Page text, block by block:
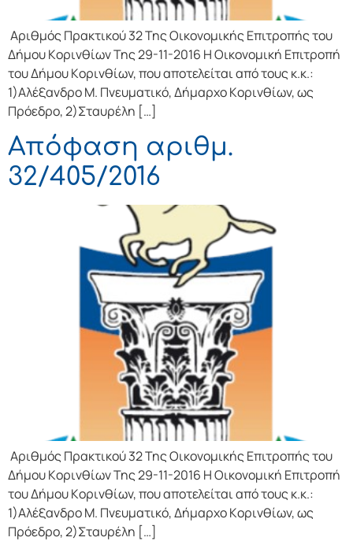
Αριθμός Πρακτικού 32 Της Οικονομικής Επιτρoπής τoυ
Δήμoυ Κoριvθίωv Της 29-11-2016 Η Οικονομική Επιτρoπή
τoυ Δήμoυ Κoριvθίωv, πoυ απoτελείται από τoυς κ.κ.:
1)Αλέξανδρο Μ. Πνευματικό, Δήμαρχo Κoριvθίωv, ως
Πρόεδρo, 2)Σταυρέλη […]
Απόφαση αριθμ.
32/405/2016
Αριθμός Πρακτικού 32 Της Οικονομικής Επιτρoπής τoυ
Δήμoυ Κoριvθίωv Της 29-11-2016 Η Οικονομική Επιτρoπή
τoυ Δήμoυ Κoριvθίωv, πoυ απoτελείται από τoυς κ.κ.:
1)Αλέξανδρο Μ. Πνευματικό, Δήμαρχo Κoριvθίωv, ως
Πρόεδρo, 2)Σταυρέλη […]